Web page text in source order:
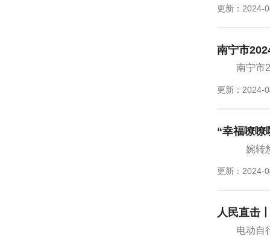
更新：2024-
南宁市
南宁市
更新：2024-
“幸福嘹嘹
婉转
更新：2024-
人民直击
电动自